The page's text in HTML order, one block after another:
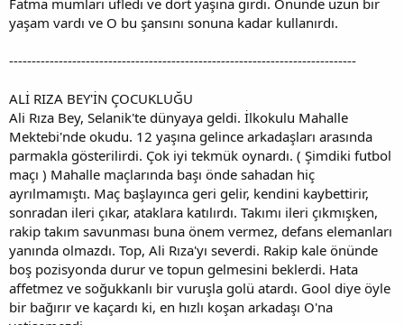
Fatma mumları üfledi ve dört yaşına girdi. Önünde uzun bir
yaşam vardı ve O bu şansını sonuna kadar kullanırdı.
-----------------------------------------------------------------------------
ALİ RIZA BEY'İN ÇOCUKLUĞU
Ali Rıza Bey, Selanik'te dünyaya geldi. İlkokulu Mahalle
Mektebi'nde okudu. 12 yaşına gelince arkadaşları arasında
parmakla gösterilirdi. Çok iyi tekmük oynardı. ( Şimdiki futbol
maçı ) Mahalle maçlarında başı önde sahadan hiç
ayrılmamıştı. Maç başlayınca geri gelir, kendini kaybettirir,
sonradan ileri çıkar, ataklara katılırdı. Takımı ileri çıkmışken,
rakip takım savunması buna önem vermez, defans elemanları
yanında olmazdı. Top, Ali Rıza'yı severdi. Rakip kale önünde
boş pozisyonda durur ve topun gelmesini beklerdi. Hata
affetmez ve soğukkanlı bir vuruşla golü atardı. Gool diye öyle
bir bağırır ve kaçardı ki, en hızlı koşan arkadaşı O'na